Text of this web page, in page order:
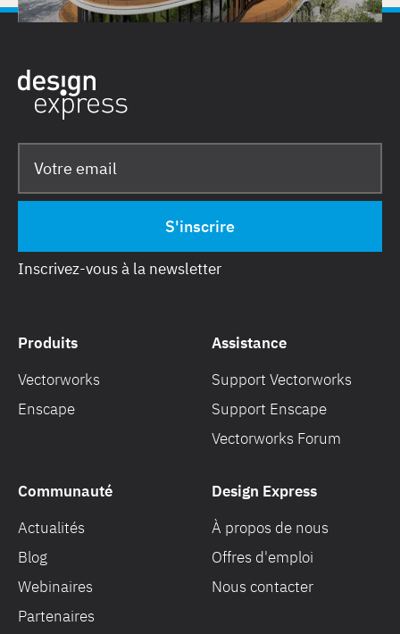
Inscrivez-vous à la newsletter
Produits
Vectorworks
Enscape
Assistance
Support Vectorworks
Support Enscape
Vectorworks Forum
Communauté
Actualités
Blog
Webinaires
Partenaires
Design Express
À propos de nous
Offres d'emploi
Nous contacter